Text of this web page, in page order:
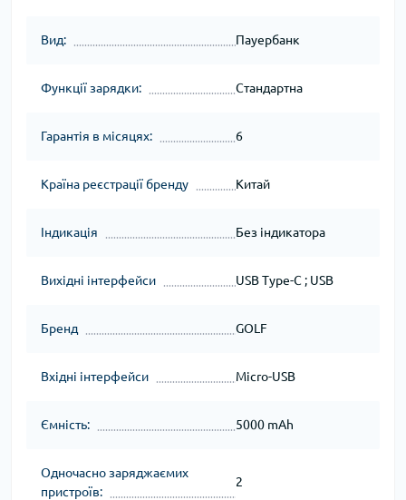
Вид: Пауербанк
Функції зарядки: Стандартна
Гарантія в місяцях: 6
Країна реєстрації бренду Китай
Індикація Без індикатора
Вихідні інтерфейси USB Type-C ; USB
Бренд GOLF
Вхідні інтерфейси Micro-USB
Ємність: 5000 mAh
Одночасно заряджаємих
пристроїв:
2